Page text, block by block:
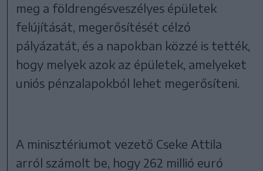
meg a földrengésveszélyes épületek
felújítását, megerősítését célzó
pályázatát, és a napokban közzé is tették,
hogy melyek azok az épületek, amelyeket
uniós pénzalapokból lehet megerősíteni.
A minisztériumot vezető Cseke Attila
arról számolt be, hogy 262 millió euró